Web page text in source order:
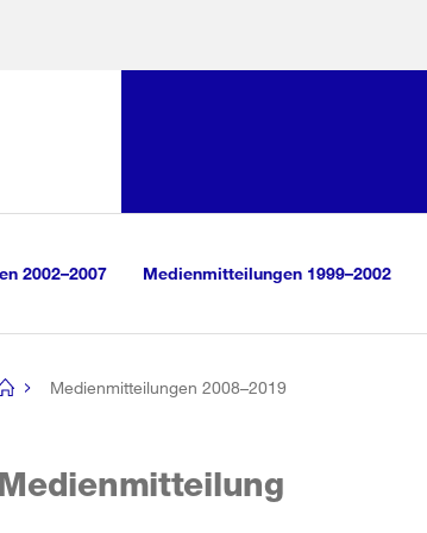
2002–2007 Medienmitteilungen 1999–2002
Medienmitteilungen 2008–2019